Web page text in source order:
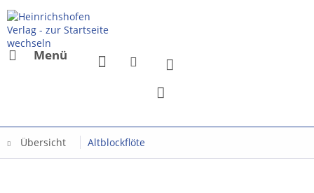
Menü
Übersicht Altblockflöte